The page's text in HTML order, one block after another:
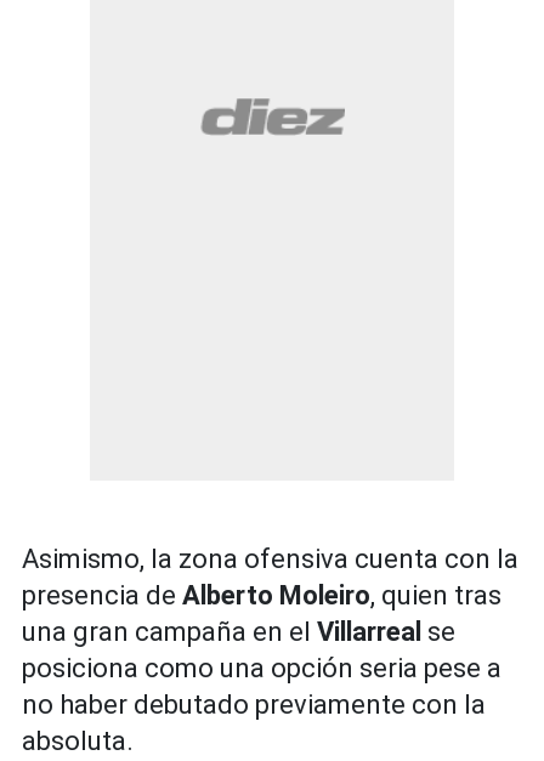
Asimismo, la zona ofensiva cuenta con la
presencia de Alberto Moleiro, quien tras
una gran campaña en el Villarreal se
posiciona como una opción seria pese a
no haber debutado previamente con la
absoluta.